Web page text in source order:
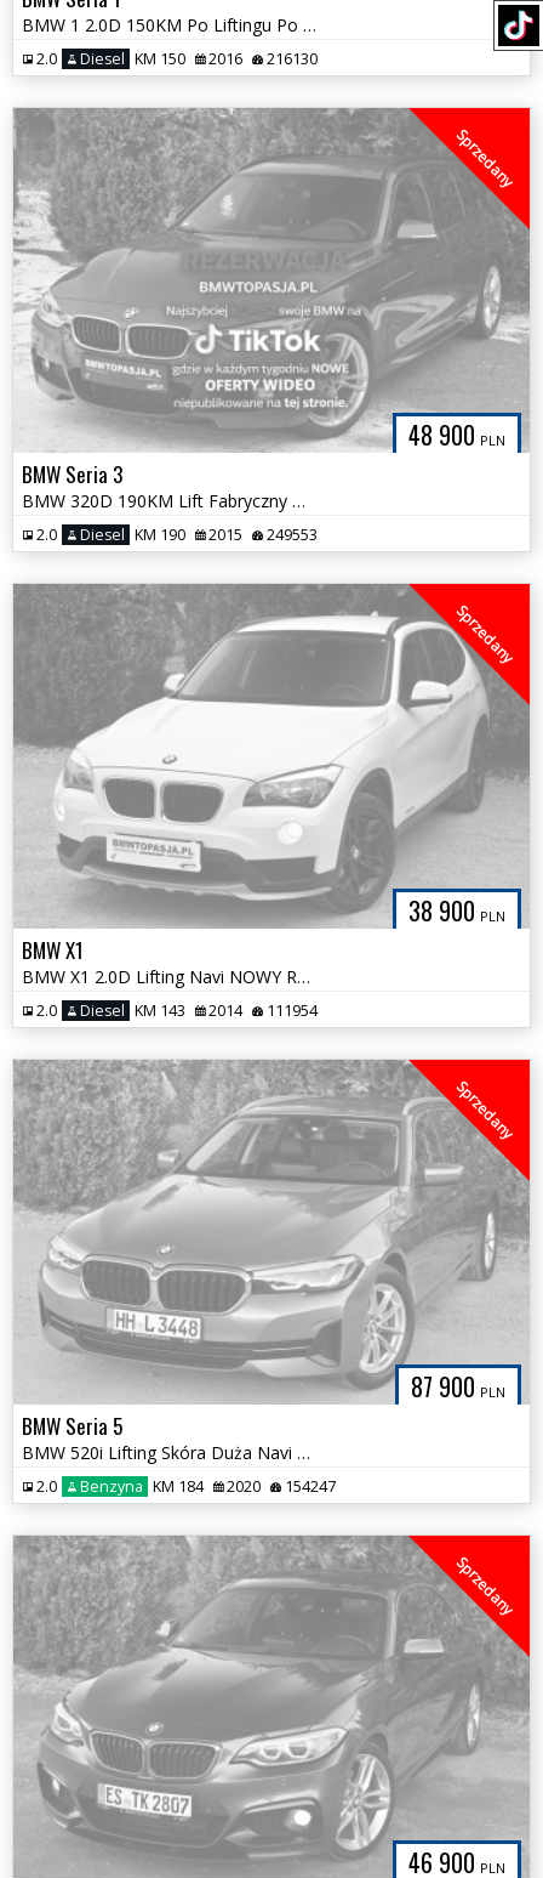
BMW 1 2.0D 150KM Po Liftingu Po Serwisie Czarna Śliczna
2.0 Diesel KM 150 2016 216130
48 900 PLN
Sprzedany
BMW Seria 3
BMW 320D 190KM Lift Fabryczny MPAKIET Alcantara Estoril Blau Śliczna
2.0 Diesel KM 190 2015 249553
38 900 PLN
Sprzedany
BMW X1
BMW X1 2.0D Lifting Navi NOWY ROZRZĄD Bezwypadkowa Tylko 111tys km
2.0 Diesel KM 143 2014 111954
87 900 PLN
Sprzedany
BMW Seria 5
BMW 520i Lifting Skóra Duża Navi LED Bezwypadkowa Tylko 154tys km
2.0 Benzyna KM 184 2020 154247
46 900 PLN
Sprzedany